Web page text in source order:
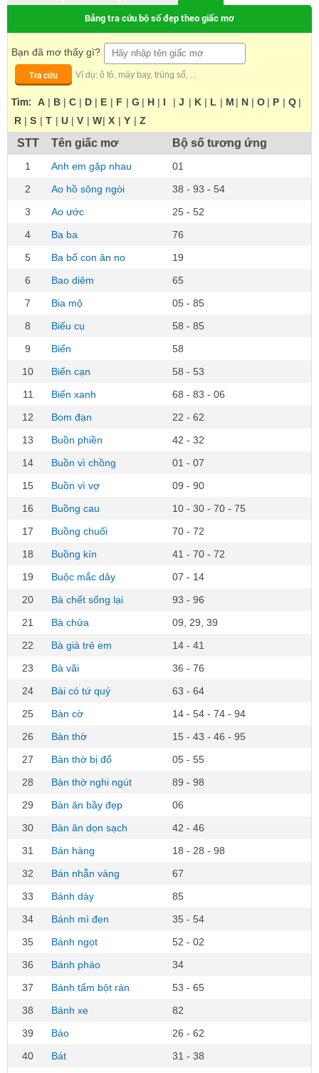
Bảng tra cứu bộ số đẹp theo giấc mơ
Bạn đã mơ thấy gì?
Tra cứu
Ví dụ: ô tô, máy bay, trúng số, ...
Tìm: A | B | C | D | E | F | G | H | I | J | K | L | M | N | O | P | Q |
R | S | T | U | V | W| X | Y | Z
STT Tên giấc mơ Bộ số tương ứng
1 Anh em gặp nhau
01
2
Ao hồ sông ngòi
38 - 93 - 54
3
Ao ước
25 - 52
4
Ba ba
76
5
Ba bố con ăn no
19
6
Bao diêm
65
7
Bia mộ
05 - 85
8
Biếu cụ
58 - 85
9
Biển
58
10
Biển cạn
58 - 53
11
Biển xanh
68 - 83 - 06
12
Bom đạn
22 - 62
13
Buồn phiền
42 - 32
14
Buồn vì chồng
01 - 07
15
Buồn vì vợ
09 - 90
16
Buồng cau
10 - 30 - 70 - 75
17
Buồng chuối
70 - 72
18
Buồng kín
41 - 70 - 72
19
Buộc mắc dây
07 - 14
20
Bà chết sống lại
93 - 96
21
Bà chửa
09, 29, 39
22
Bà già trẻ em
14 - 41
23
Bà vãi
36 - 76
24
Bài có tứ quý
63 - 64
25
Bàn cờ
14 - 54 - 74 - 94
26
Bàn thờ
15 - 43 - 46 - 95
27
Bàn thờ bị đổ
05 - 55
28
Bàn thờ nghi ngút
89 - 98
29
Bàn ăn bầy đẹp
06
30
Bàn ăn dọn sạch
42 - 46
31
Bán hàng
18 - 28 - 98
32
Bán nhẫn vàng
67
33
Bánh dày
85
34
Bánh mì đen
35 - 54
35
Bánh ngọt
52 - 02
36
Bánh pháo
34
37
Bánh tẩm bột rán
53 - 65
38
Bánh xe
82
39
Báo
26 - 62
40
Bát
31 - 38